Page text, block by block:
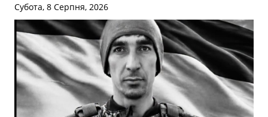
Субота, 8 Серпня, 2026